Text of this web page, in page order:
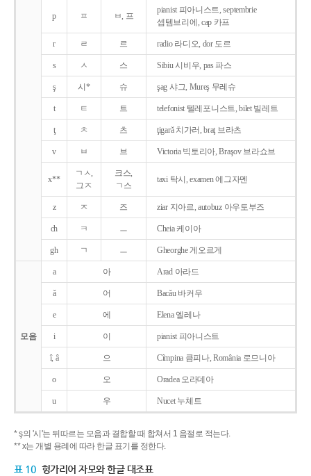
p ㅍ ㅂ, 프
pianist 피아니스트, septembrie
셉템브리에, cap 카프
r ㄹ 르 radio 라디오, dor 도르
s ㅅ 스 Sibiu 시비우, pas 파스
ş 시* 슈 şag 샤그, Mureş 무레슈
t ㅌ 트 telefonist 텔레포니스트, bilet 빌레트
ţ ㅊ 츠 ţigarǎ 치가러, braţ 브라츠
v ㅂ 브 Victoria 빅토리아, Braşov 브라쇼브
x**
ㄱㅅ,
그ㅈ
크스,
ㄱ스
taxi 탁시, examen 에그자멘
z ㅈ 즈 ziar 지아르, autobuz 아우토부즈
ch ㅋ ㅡ Cheia 케이아
gh ㄱ ㅡ Gheorghe 게오르게
모음
a 아 Arad 아라드
ǎ 어 Bacǎu 바커우
e 에 Elena 엘레나
i 이 pianist 피아니스트
î, â 으 Cîmpina 큼피나, România 로므니아
o 오 Oradea 오라데아
u 우 Nucet 누체트
* ş의 '시'는 뒤따르는 모음과 결합할 때 합쳐서 1 음절로 적는다.
** x는 개별 용례에 따라 한글 표기를 정한다.
표 10 헝가리어 자모와 한글 대조표